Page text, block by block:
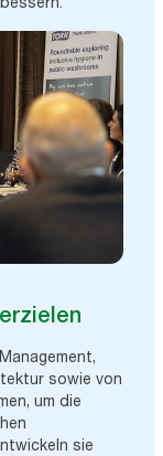
sowie von
um die
sie